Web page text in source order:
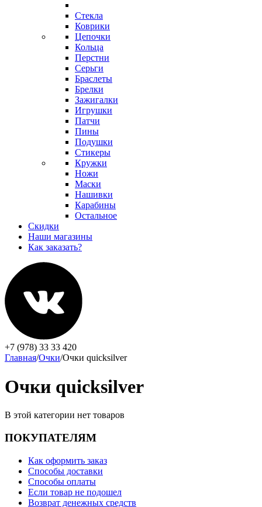
Стекла
Коврики
Цепочки
Кольца
Перстни
Серьги
Браслеты
Брелки
Зажигалки
Игрушки
Патчи
Пины
Подушки
Стикеры
Кружки
Ножи
Маски
Нашивки
Карабины
Остальное
Скидки
Наши магазины
Как заказать?
+7 (978) 33 33 420
Главная/Очки/Очки quicksilver
Очки quicksilver
В этой категории нет товаров
ПОКУПАТЕЛЯМ
Как оформить заказ
Способы доставки
Способы оплаты
Если товар не подошел
Возврат денежных средств